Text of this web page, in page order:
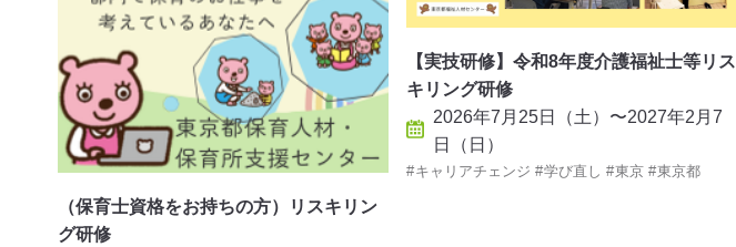
（保育士資格をお持ちの方）リスキリン
グ研修
【実技研修】令和8年度介護福祉士等リス
キリング研修
2026年7月25日（土）〜2027年2月7
日（日）
キャリアチェンジ 学び直し 東京 東京都